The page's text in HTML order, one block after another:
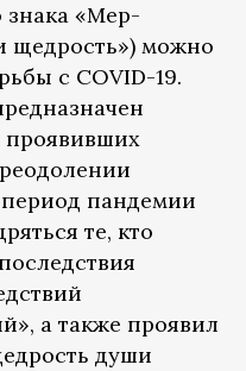
«Меҳр-
щедрость») можно
с COVID-19.
проявивших
пандемии
те, кто
а также проявил
души